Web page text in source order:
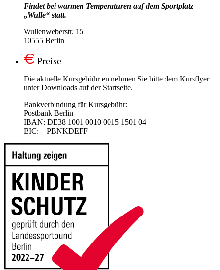
Findet bei warmen Temperaturen auf dem Sportplatz
„Wulle“ statt.
Wullenweberstr. 15
10555 Berlin
Preise
Die aktuelle Kursgebühr entnehmen Sie bitte dem Kursflyer
unter Downloads auf der Startseite.
Bankverbindung für Kursgebühr:
Postbank Berlin
IBAN: DE38 1001 0010 0015 1501 04
BIC: PBNKDEFF